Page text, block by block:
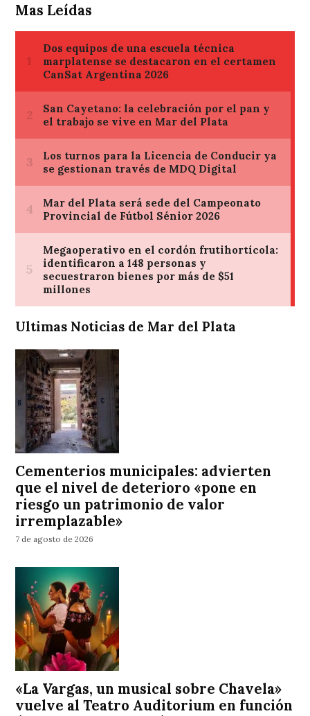
Mas Leídas
Ultimas Noticias de Mar del Plata
Cementerios municipales: advierten
que el nivel de deterioro «pone en
riesgo un patrimonio de valor
irremplazable»
7 de agosto de 2026
«La Vargas, un musical sobre Chavela»
vuelve al Teatro Auditorium en función